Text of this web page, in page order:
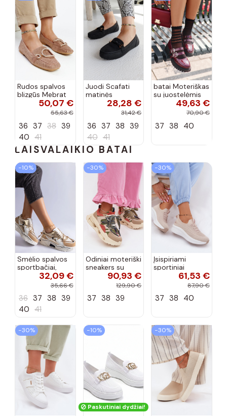
Rudos spalvos
blizgūs Mebrat
bateliai50,07 €
55,63 €
36 37 38 39
40 41
Juodi Scafati
matinės
apdailos bateliai
28,28 €
31,42 €
36 37 38 39
40 41
batai Moteriškas
su juostelėmis
su lako efektu
bordo spalvos
49,63 €
70,90 €
37 38 40
LAISVALAIKIO BATAI
−10%
Smėlio spalvos
sportbačiai,
dekoruoti Valdez
cirkonio virvele
32,09 €
35,66 €
36 37 38 39
40 41
−30%
Odiniai moteriški
sneakers su
platforma D&A
CR61-3133
90,93 €
129,90 €
37 38 39
−30%
Įsispiriami
sportiniai
bateliai Kobbo
102425 smėlio
61,53 €
87,90 €
37 38 40
−30% −10%
Paskutiniai dydžiai!
−30%